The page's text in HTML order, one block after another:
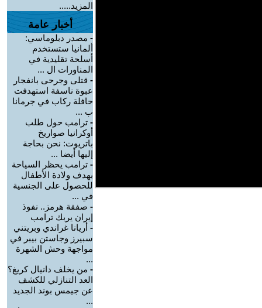
المزيد.....
أخبار عامة
- مصدر دبلوماسي:
ألمانيا ستستخدم
أسلحة تقليدية في
المناورات ال ...
- قتلى وجرحى بانفجار
عبوة ناسفة استهدفت
حافلة ركاب في جرمانا
ب ...
- ترامب حول طلب
أوكرانيا صواريخ
باتريوت: نحن بحاجة
إليها أيضا ...
- ترامب يحظر السياحة
بهدف ولادة الأطفال
للحصول على الجنسية
في ...
- صفقة هرمز.. نفوذ
إيران يربك ترامب
- أريانا غراندي وبريتني
سبيرز وجاستن بيبر في
مواجهة وحش الشهرة
...
- من يخلف دانيال كريغ؟
العد التنازلي للكشف
عن جيمس بوند الجديد
...